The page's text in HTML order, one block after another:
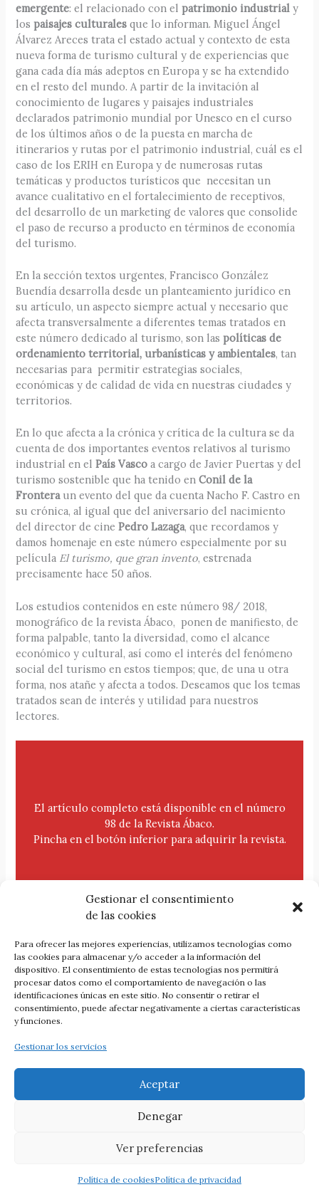
Gestionar el consentimiento
de las cookies
Para ofrecer las mejores experiencias, utilizamos tecnologías como
las cookies para almacenar y/o acceder a la información del
dispositivo. El consentimiento de estas tecnologías nos permitirá
procesar datos como el comportamiento de navegación o las
identificaciones únicas en este sitio. No consentir o retirar el
consentimiento, puede afectar negativamente a ciertas características
y funciones.
Gestionar los servicios
Aceptar
Denegar
Ver preferencias
Política de cookiesPolítica de privacidad
emergente: el relacionado con el patrimonio industrial y
los paisajes culturales que lo informan. Miguel Ángel
Álvarez Areces trata el estado actual y contexto de esta
nueva forma de turismo cultural y de experiencias que
gana cada día más adeptos en Europa y se ha extendido
en el resto del mundo. A partir de la invitación al
conocimiento de lugares y paisajes industriales
declarados patrimonio mundial por Unesco en el curso
de los últimos años o de la puesta en marcha de
itinerarios y rutas por el patrimonio industrial, cuál es el
caso de los ERIH en Europa y de numerosas rutas
temáticas y productos turísticos que necesitan un
avance cualitativo en el fortalecimiento de receptivos,
del desarrollo de un marketing de valores que consolide
el paso de recurso a producto en términos de economía
del turismo.
En la sección textos urgentes, Francisco González
Buendía desarrolla desde un planteamiento jurídico en
su artículo, un aspecto siempre actual y necesario que
afecta transversalmente a diferentes temas tratados en
este número dedicado al turismo, son las políticas de
ordenamiento territorial, urbanísticas y ambientales, tan
necesarias para permitir estrategias sociales,
económicas y de calidad de vida en nuestras ciudades y
territorios.
En lo que afecta a la crónica y crítica de la cultura se da
cuenta de dos importantes eventos relativos al turismo
industrial en elPaís Vasco a cargo de Javier Puertas y del
turismo sostenible que ha tenido enConil de la
Fronteraun evento del que da cuenta Nacho F. Castro en
su crónica, al igual que del aniversario del nacimiento
del director de cinePedro Lazaga, que recordamos y
damos homenaje en este número especialmente por su
película El turismo, que gran invento, estrenada
precisamente hace 50 años.
Los estudios contenidos en este número 98/ 2018,
monográfico de la revista Ábaco, ponen de manifiesto, de
forma palpable, tanto la diversidad, como el alcance
económico y cultural, así como el interés del fenómeno
social del turismo en estos tiempos; que, de una u otra
forma, nos atañe y afecta a todos. Deseamos que los temas
tratados sean de interés y utilidad para nuestros
lectores.
El artículo completo está disponible en el número
98 de la Revista Ábaco.
Pincha en el botón inferior para adquirir la revista.
Comprar la revista
Tema Astra para WordPress||Cookies